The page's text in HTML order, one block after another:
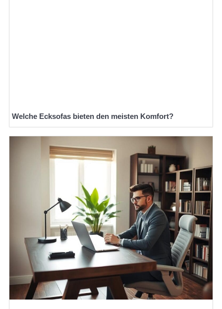
Welche Ecksofas bieten den meisten Komfort?